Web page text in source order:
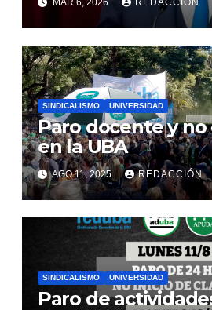
todo el país
MAR 6, 2026 REDACCIÓN
SINDICALISMO UNIVERSIDAD
Paro docente y
en la UBA
AGO 11, 2025 REDACCIÓN
SINDICALISMO UNIVERSIDAD
Paro de